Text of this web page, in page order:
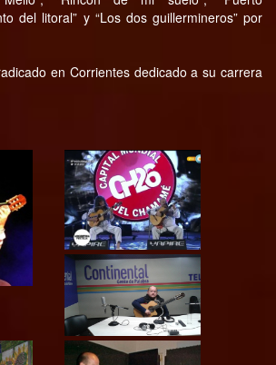
del litoral” y “Los dos guillermineros” por
en Corrientes dedicado a su carrera